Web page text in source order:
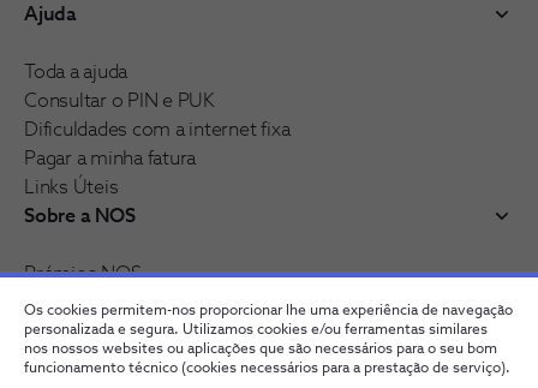
Os cookies permitem-nos proporcionar lhe uma experiência de navegação
personalizada e segura. Utilizamos cookies e/ou ferramentas similares
nos nossos websites ou aplicações que são necessários para o seu bom
funcionamento técnico (cookies necessários para a prestação de serviço).
Ajuda
Toda a ajuda
Consultar o PIN e PUK
Dificuldades com a internet fixa
Pagar a minha fatura
Links Úteis
Sobre a NOS
Prémios NOS
Reconhecimentos e distinções
Junte-se à nossa rede